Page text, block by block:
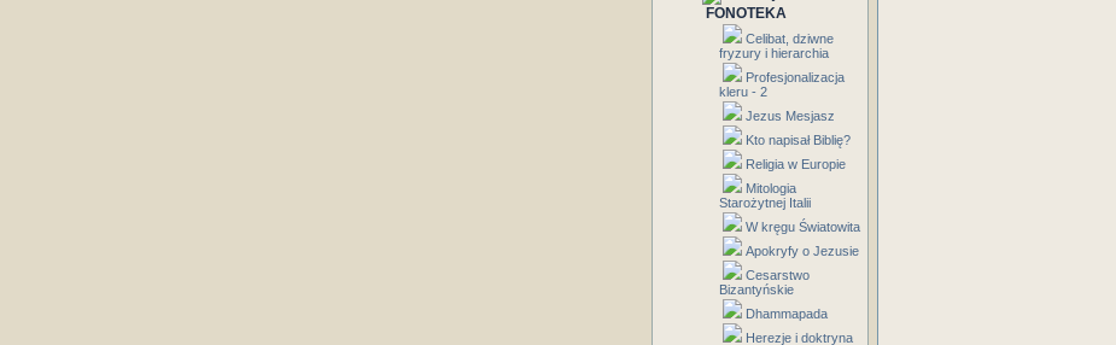
FONOTEKA
Celibat, dziwne
fryzury i hierarchia
Profesjonalizacja
kleru - 2
Jezus Mesjasz
Kto napisał Biblię?
Religia w Europie
Mitologia
Starożytnej Italii
W kręgu Światowita
Apokryfy o Jezusie
Cesarstwo
Bizantyńskie
Dhammapada
Herezje i doktryna